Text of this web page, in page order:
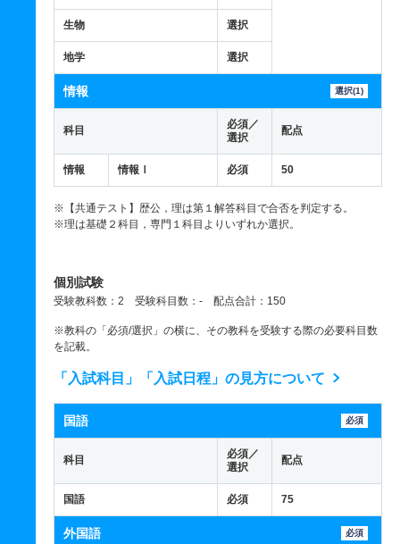
生物 選択
地学 選択
情報 選択(1)
科目
必須／
選択
配点
情報 情報Ⅰ 必須 50
※【共通テスト】歴公，理は第１解答科目で合否を判定する。
※理は基礎２科目，専門１科目よりいずれか選択。
個別試験
受験教科数：2 受験科目数：- 配点合計：150
※教科の「必須/選択」の横に、その教科を受験する際の必要科目数
を記載。
「入試科目」「入試日程」の見方について
国語 必須
科目
必須／
選択
配点
国語 必須 75
外国語 必須